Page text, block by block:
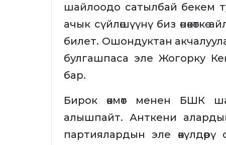
шайлоодо сатылбай бекем
ачык сүйлөшүүнү биз
билет. Ошондуктан
булгашпаса эле Жогорку
бар.
Бирок өкмөт менен БШК
алышпайт. Анткени
партиялардын эле